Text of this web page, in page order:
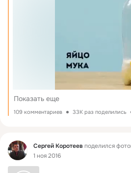
Показать еще
109 комментариев 33K раз поделились
Фид Сергей Коротеев поделился
1 ноя 2016